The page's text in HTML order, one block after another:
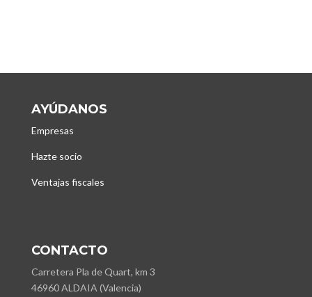
AYÚDANOS
Empresas
Hazte socio
Ventajas fiscales
CONTACTO
Carretera Pla de Quart, km 3
46960 ALDAIA (Valencia)